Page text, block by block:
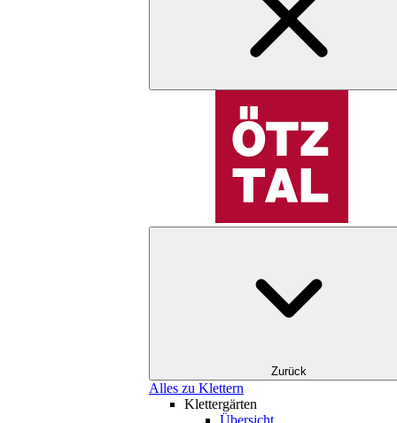
Zurück
Alles zu Klettern
Klettergärten
Übersicht